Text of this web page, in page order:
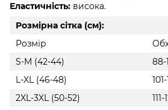
Еластичність: висока.
Розмірна сітка (см):
Розмір
S-M (42-44)
88-
L-XL (46-48)
2XL-3XL (50-52)
111-